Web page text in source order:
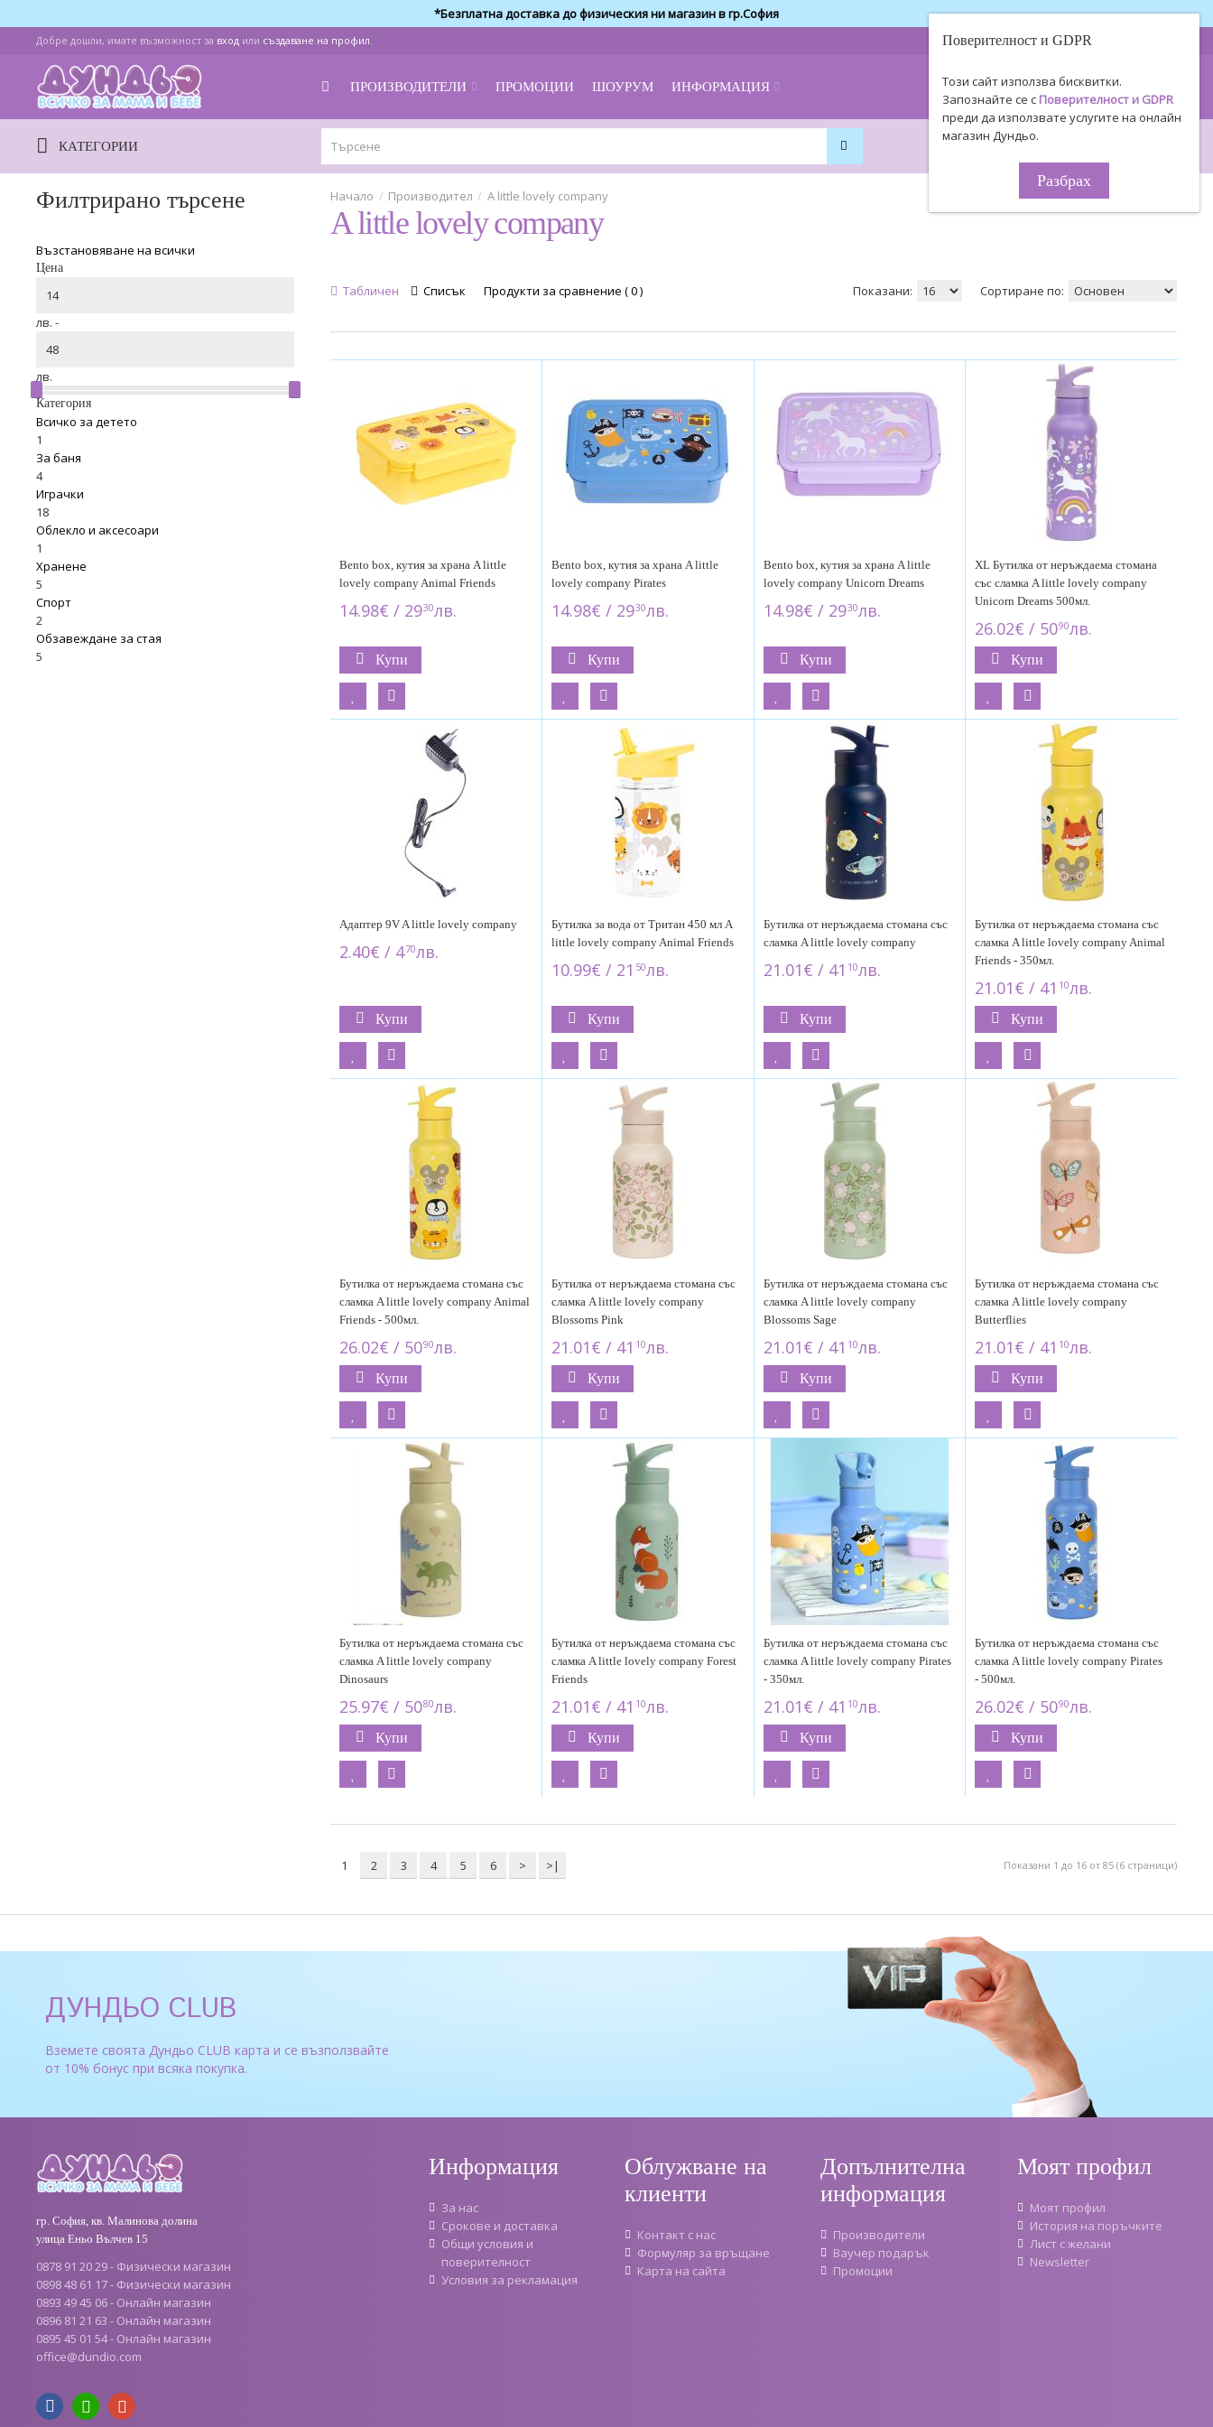
Поверителност и GDPR
Този сайт използва бисквитки.
Запознайте се с Поверителност и GDPR
преди да използвате услугите на онлайн
магазин Дундьо.
Разбрах
*Безплатна доставка до физическия ни магазин в гр.София
Добре дошли, имате възможност за вход или създаване на профил.
ПРОИЗВОДИТЕЛИ ПРОМОЦИИ ШОУРУМ ИНФОРМАЦИЯ
0893 494 506
0895 450 154 за поръчки!
КАТЕГОРИИ
0
Производител A little lovely company
A little lovely company
Табличен Списък Продукти за сравнение ( 0 ) Показани: Сортиране по:
Bento box, кутия за храна A little
lovely company Animal Friends
14.98€ / 2930лв.
Купи
Bento box, кутия за храна A little
lovely company Pirates
14.98€ / 2930лв.
Купи
Bento box, кутия за храна A little
lovely company Unicorn Dreams
14.98€ / 2930лв.
Купи
XL Бутилка от неръждаема стомана
със сламка A little lovely company
Unicorn Dreams 500мл.
26.02€ / 5090лв.
Купи
Адаптер 9V A little lovely company
2.40€ / 470лв.
Купи
Бутилка за вода от Тритан 450 мл A
little lovely company Animal Friends
10.99€ / 21 50лв.
Купи
Бутилка от неръждаема стомана със
сламка A little lovely company
21.01€ / 41 10лв.
Купи
Бутилка от неръждаема стомана със
сламка A little lovely company Animal
Friends - 350мл.
21.01€ / 41 10лв.
Купи
Бутилка от неръждаема стомана със
сламка A little lovely company Animal
Friends - 500мл.
26.02€ / 5090лв.
Купи
Бутилка от неръждаема стомана със
сламка A little lovely company
Blossoms Pink
21.01€ / 41 10лв.
Купи
Бутилка от неръждаема стомана със
сламка A little lovely company
Blossoms Sage
21.01€ / 41 10лв.
Купи
Бутилка от неръждаема стомана със
сламка A little lovely company
Butterflies
21.01€ / 41 10лв.
Купи
Бутилка от неръждаема стомана със
сламка A little lovely company
Dinosaurs
25.97€ / 5080лв.
Купи
Бутилка от неръждаема стомана със
сламка A little lovely company Forest
Friends
21.01€ / 41 10лв.
Купи
Бутилка от неръждаема стомана със
сламка A little lovely company Pirates
- 350мл.
21.01€ / 41 10лв.
Купи
Бутилка от неръждаема стомана със
сламка A little lovely company Pirates
- 500мл.
26.02€ / 5090лв.
Купи
1 2 3 4 5 6 > >| Показани 1 до 16 от 85 (6 страници)
Филтрирано търсене
Възстановяване на всички
Цена
лв. -
лв.
Категория
Всичко за детето
1
За баня
4
Играчки
18
Облекло и аксесоари
1
Хранене
5
Спорт
2
Обзавеждане за стая
5
ДУНДЬО CLUB
Вземете своята Дундьо CLUB карта и се възползвайте
от 10% бонус при всяка покупка.
гр. София, кв. Малинова долина
улица Еньо Вълчев 15
0878 91 20 29 - Физически магазин
0898 48 61 17 - Физически магазин
0893 49 45 06 - Онлайн магазин
0896 81 21 63 - Онлайн магазин
0895 45 01 54 - Онлайн магазин
office@dundio.com
Информация
За нас
Срокове и доставка
Oбщи условия и
поверителност
Условия за рекламация
Облужване на
клиенти
Контакт с нас
Формуляр за връщане
Карта на сайта
Допълнителна
информация
Производители
Ваучер подарък
Промоции
Моят профил
Моят профил
История на поръчките
Лист с желани
Newsletter